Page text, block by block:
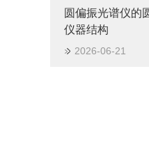
圆偏振光谱仪的
仪器结构
2026-06-21